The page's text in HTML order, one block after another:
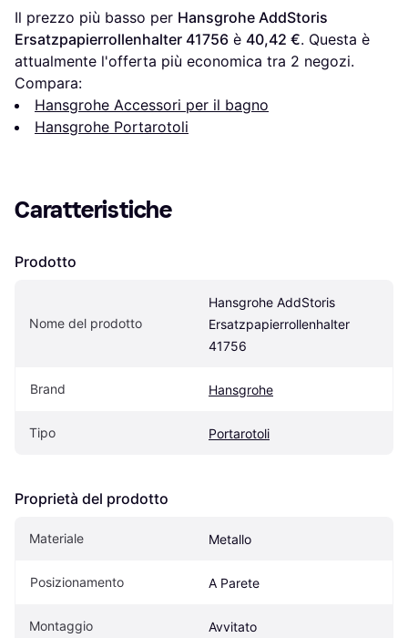
Il prezzo più basso per Hansgrohe AddStoris
Ersatzpapierrollenhalter 41756 è 40,42 €. Questa è
attualmente l'offerta più economica tra 2 negozi.
Compara:
Hansgrohe Accessori per il bagno
Hansgrohe Portarotoli
Caratteristiche
Prodotto
Nome del prodotto
Hansgrohe AddStoris
Ersatzpapierrollenhalter
41756
Brand Hansgrohe
Tipo Portarotoli
Proprietà del prodotto
Materiale Metallo
Posizionamento A Parete
Montaggio Avvitato